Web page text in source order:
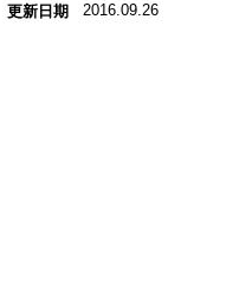
更新日期 2016.09.26